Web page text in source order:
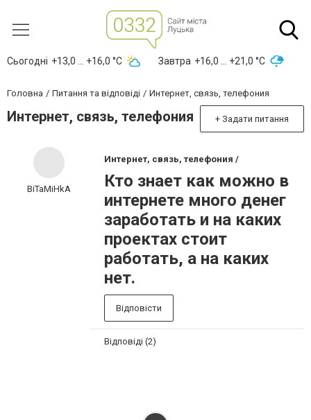
Сьогодні +13,0 ... +16,0 °С Завтра +16,0 ... +21,0 °С
Головна Питання та відповіді Интернет, связь, телефония
Интернет, связь, телефония + Задати питання
BiTaMiHkA
Интернет, связь, телефония /
Кто знает как можно в
интернете много денег
заработать и на каких
проектах стоит
работать, а на каких
нет.
Відповісти
Відповіді (2)